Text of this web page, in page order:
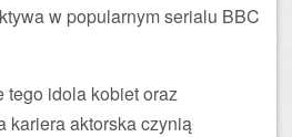
w popularnym serialu BBC
tego idola kobiet oraz
kariera aktorska czynią